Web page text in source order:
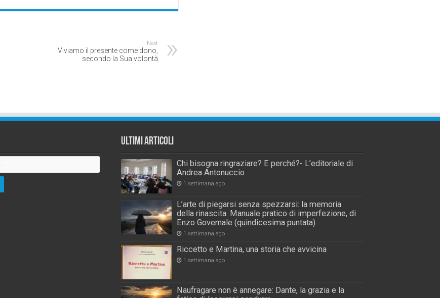
Next
Viviamo il presente come dono,
secondo la Sua volontà
Ultimi Articoli
Chi bisogna ringraziare? E perché?- L’editoriale di
Andrea Antonuccio
1 settimana ago
L’arte di piegarsi senza spezzarsi: la memoria
della rinascita. Manuale pratico di imperfezione, di
Enzo Governale (quindicesima puntata)
1 settimana ago
Riccetto e Martina, una storia che avvicina
1 settimana ago
Naufragare non è annegare: Dante, la grazia e la